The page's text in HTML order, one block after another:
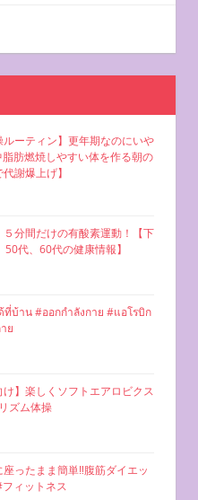
ルーティン】更年期なのにいや
脂肪燃焼しやすい体を作る朝の
謝爆上げ】
分間だけの有酸素運動！【下
代、60代の健康情報】
ที่บ้าน #ออกกำลังกาย #แอโรบิก
ย
け】楽しくソフトエアロビクス
ズム体操
座ったまま簡単‼︎腹筋ダイエッ
ィットネス